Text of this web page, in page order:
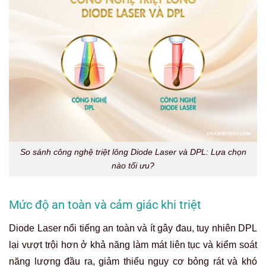
So sánh công nghệ triệt lông Diode Laser và DPL: Lựa chọn
nào tối ưu?
Mức độ an toàn và cảm giác khi triệt
Diode Laser nổi tiếng an toàn và ít gây đau, tuy nhiên DPL
lại vượt trội hơn ở khả năng làm mát liên tục và kiểm soát
năng lượng đầu ra, giảm thiểu nguy cơ bỏng rát và khó